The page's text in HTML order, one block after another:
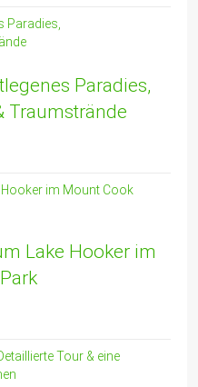
Paradies,
Traumstrände
Lake Hooker im